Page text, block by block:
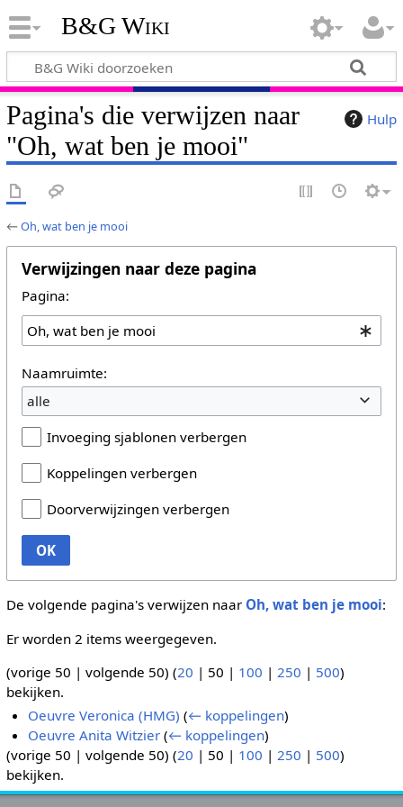
B&G Wiki
Hulp
Pagina's die verwijzen naar
"Oh, wat ben je mooi"
←Oh, wat ben je mooi
Verwijzingen naar deze pagina
Pagina:
Naamruimte:
alle
Invoeging sjablonen verbergen
Koppelingen verbergen
Doorverwijzingen verbergen
OK
De volgende pagina's verwijzen naar Oh, wat ben je mooi:
Er worden 2 items weergegeven.
(vorige 50 | volgende 50) (20 | 50 | 100 | 250 | 500)
bekijken.
Oeuvre Veronica (HMG) (← koppelingen)
Oeuvre Anita Witzier (← koppelingen)
(vorige 50 | volgende 50) (20 | 50 | 100 | 250 | 500)
bekijken.